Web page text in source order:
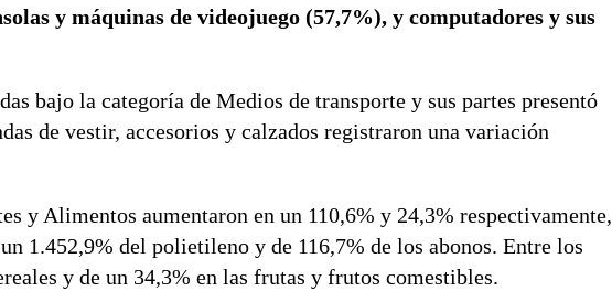
y máquinas de videojuego (57,7%), y computadores y sus
bajo la categoría de Medios de transporte y sus partes presentó
de vestir, accesorios y calzados registraron una variación
y Alimentos aumentaron en un 110,6% y 24,3% respectivamente,
1.452,9% del polietileno y de 116,7% de los abonos. Entre los
y de un 34,3% en las frutas y frutos comestibles.